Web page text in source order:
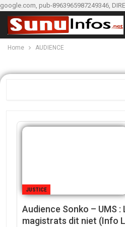
google.com, pub-8963965987249346,
Home AUDIENCE
JUSTICE
Audience Sonko – UMS
magistrats dit niet (Info